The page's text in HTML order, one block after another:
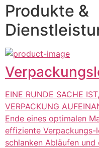
Produkte &
EINE RUNDE SACHE
VERPACKUNG
Ende eines optimalen
effiziente
schlanken Abläufen